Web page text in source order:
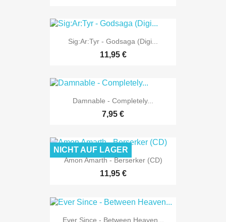
Sig:Ar:Tyr - Godsaga (Digi...
11,95 €
Damnable - Completely...
7,95 €
Amon Amarth - Berserker (CD)
11,95 €
NICHT AUF LAGER
Ever Since - Between Heaven...